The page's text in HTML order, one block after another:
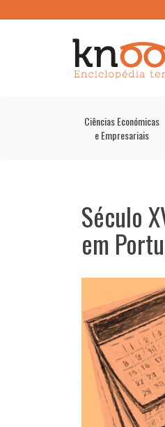
Ciências Económicas
e Empresariais
Século
em